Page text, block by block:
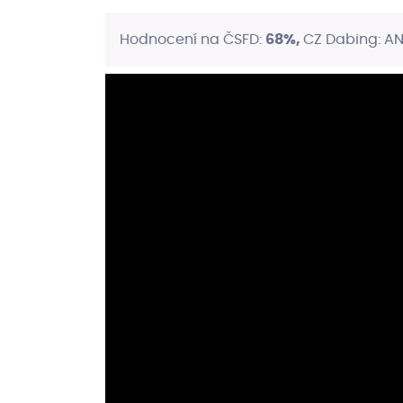
Hodnocení na ČSFD: 68%, CZ Dabing: